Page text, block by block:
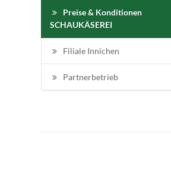
Preise & Konditionen
SCHAUKÄSEREI
Filiale Innichen
Partnerbetrieb